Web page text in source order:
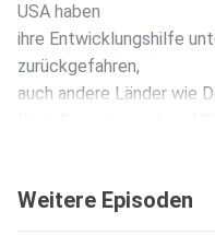
USA haben
ihre Entwicklungshilfe
zurückgefahren,
auch andere Länder wie
Karin Bensch aus dem
angeschaut,
Weitere Episoden